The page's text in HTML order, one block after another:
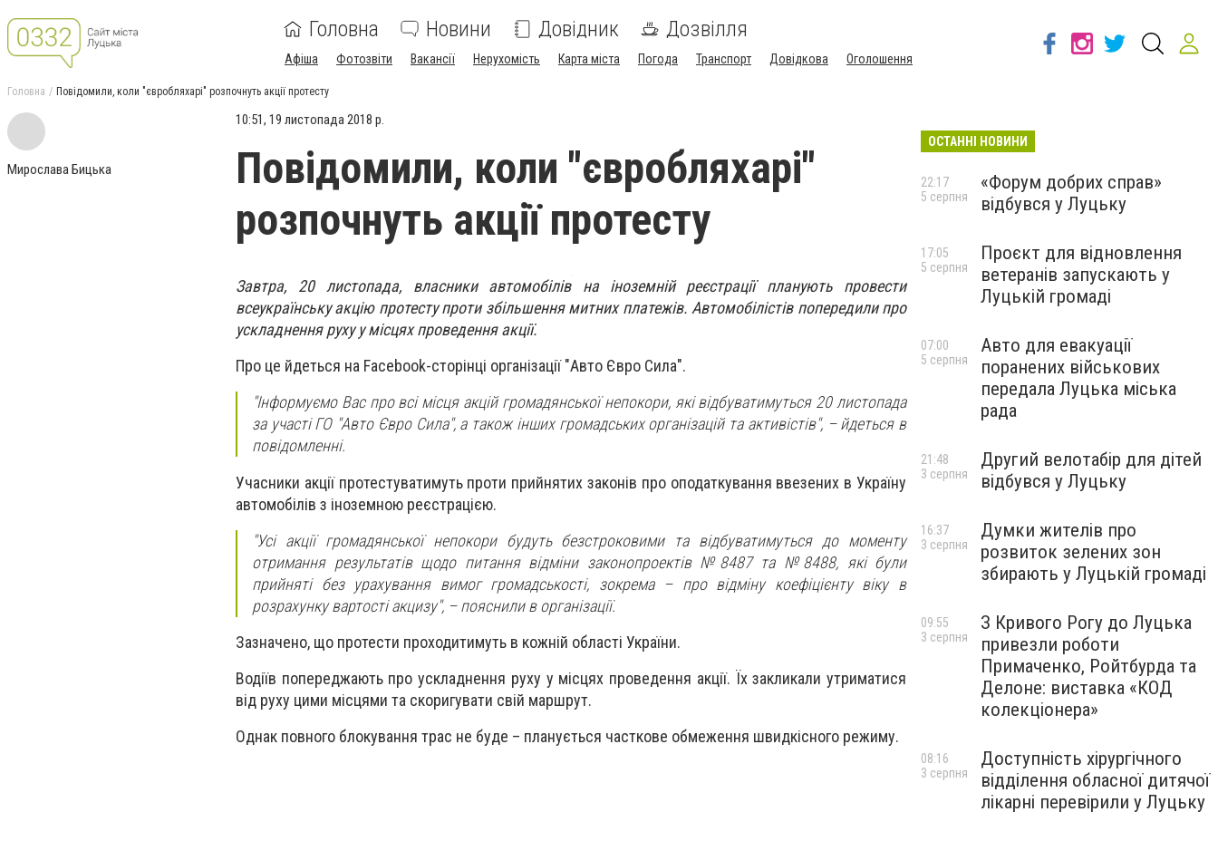
Головна Новини Довідник Дозвілля
Афіша Фотозвіти Вакансії Нерухомість Карта міста Погода Транспорт Довідкова Оголошення
Головна Повідомили, коли "євробляхарі" розпочнуть акції протесту
Мирослава Бицька
10:51, 19 листопада 2018 р.
Повідомили, коли "євробляхарі"
розпочнуть акції протесту
Завтра, 20 листопада, власники автомобілів на іноземній реєстрації планують провести
всеукраїнську акцію протесту проти збільшення митних платежів. Автомобілістів попередили про
ускладнення руху у місцях проведення акції.
Про це йдеться на Facebook-сторінці організації "Авто Євро Сила".
"Інформуємо Вас про всі місця акцій громадянської непокори, які відбуватимуться 20 листопада
за участі ГО "Авто Євро Сила", а також інших громадських організацій та активістів", – йдеться в
повідомленні.
Учасники акції протестуватимуть проти прийнятих законів про оподаткування ввезених в Україну
автомобілів з іноземною реєстрацією.
"Усі акції громадянської непокори будуть безстроковими та відбуватимуться до моменту
отримання результатів щодо питання відміни законопроектів №8487 та №8488, які були
прийняті без урахування вимог громадськості, зокрема – про відміну коефіцієнту віку в
розрахунку вартості акцизу", – пояснили в організації.
Зазначено, що протести проходитимуть в кожній області України.
Водіїв попереджають про ускладнення руху у місцях проведення акції. Їх закликали утриматися
від руху цими місцями та скоригувати свій маршрут.
Однак повного блокування трас не буде – планується часткове обмеження швидкісного режиму.
ОСТАННІ НОВИНИ
«Форум добрих справ»
відбувся у Луцьку
22:17
5 серпня
Проєкт для відновлення
ветеранів запускають у
Луцькій громаді
17:05
5 серпня
Авто для евакуації
поранених військових
передала Луцька міська
рада
07:00
5 серпня
Другий велотабір для дітей
відбувся у Луцьку
21:48
3 серпня
Думки жителів про
розвиток зелених зон
збирають у Луцькій громаді
16:37
3 серпня
З Кривого Рогу до Луцька
привезли роботи
Примаченко, Ройтбурда та
Делоне: виставка «КОД
колекціонера»
09:55
3 серпня
Доступність хірургічного
відділення обласної дитячої
лікарні перевірили у Луцьку
08:16
3 серпня